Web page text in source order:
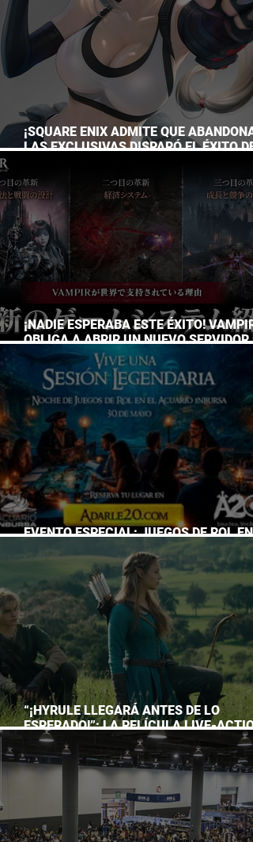
¡SQUARE ENIX ADMITE QUE
LAS EXCLUSIVAS DISPARÓ EL ÉXITO DE
¡NADIE ESPERABA ESTE ÉXITO! VAMPIR
OBLIGA A ABRIR UN NUEVO SERVIDOR
JAPÓN A SOLO DOS DÍAS DE SU
LANZAMIENTO
EVENTO ESPECIAL: JUEGOS DE ROL EN
“¡HYRULE LLEGARÁ ANTES DE LO
ESPERADO!”: LA PELÍCULA LIVE-
DE THE LEGEND OF ZELDA ADELANTA
ESTRENO